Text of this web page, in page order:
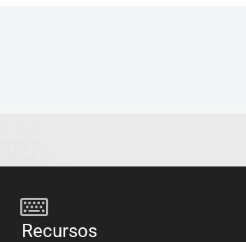
Recursos